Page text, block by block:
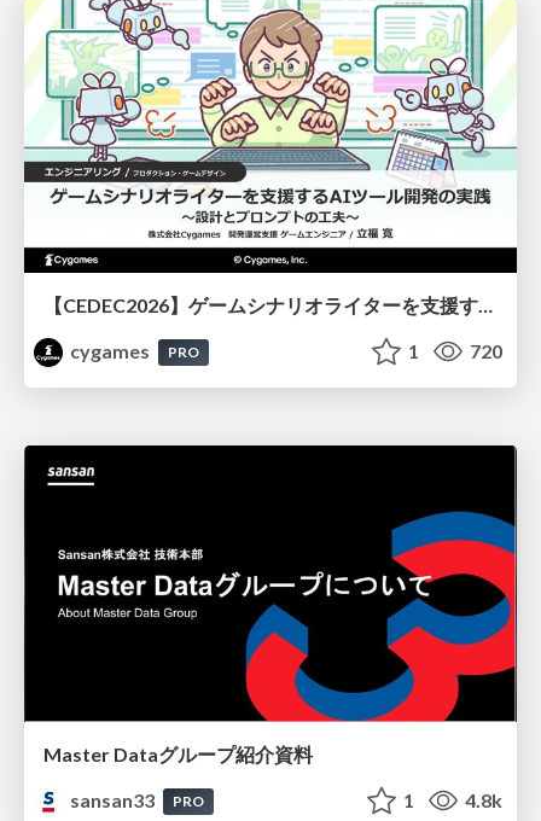
cygames
PRO 1 720
Master Dataグループ紹介資料
sansan33
PRO 1 4.8k